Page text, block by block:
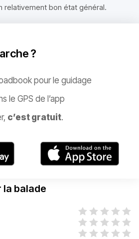
relativement bon état général.
?
pour le guidage
le GPS de l’app
c’est gratuit.
la balade